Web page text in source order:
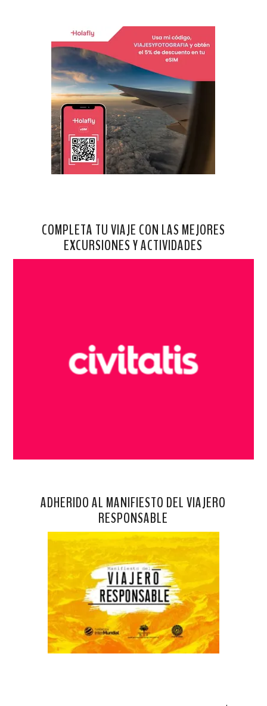
COMPLETA TU VIAJE CON LAS MEJORES
EXCURSIONES Y ACTIVIDADES
ADHERIDO AL MANIFIESTO DEL VIAJERO
RESPONSABLE